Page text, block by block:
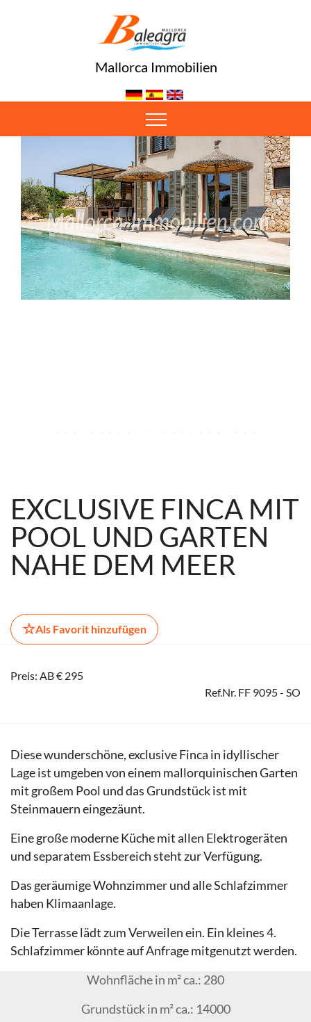
Mallorca Immobilien
EXCLUSIVE FINCA MIT
POOL UND GARTEN
NAHE DEM MEER
☆Als Favorit hinzufügen
Preis: AB € 295
Ref.Nr. FF 9095 - SO
Diese wunderschöne, exclusive Finca in idyllischer
Lage ist umgeben von einem mallorquinischen Garten
mit großem Pool und das Grundstück ist mit
Steinmauern eingezäunt.
Eine große moderne Küche mit allen Elektrogeräten
und separatem Essbereich steht zur Verfügung.
Das geräumige Wohnzimmer und alle Schlafzimmer
haben Klimaanlage.
Die Terrasse lädt zum Verweilen ein. Ein kleines 4.
Schlafzimmer könnte auf Anfrage mitgenutzt werden.
Wohnfläche in m² ca.: 280
Grundstück in m² ca.: 14000